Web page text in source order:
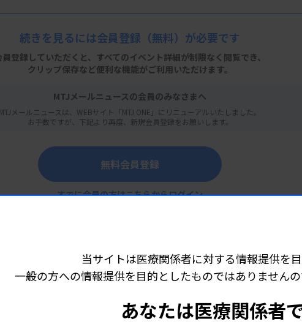
国際会議室
宮区桜木町1-7-5 ソニックシティホール4階
技師会
新版へアップデート
ミキシングテストにおける定量化指標の解釈と留意
理よろづ相談所病院 臨床検査部）
詳細はこちら（外部リンク）
続きを見るには会員登録 （無料）が必要です
員登録していただくと、すべてのイベント詳細が制限なく閲覧でき、
クリップ保存など便利な機能がご利用いただけます。
MTJメールニュースの会員のみなさまへ
MTJメールニュースは、WEBサイト「MTJ ONE」にリニューアルいたしました。
お手数ですが、下記より再度、新規会員登録をお願いします。
無料会員登録
すでに会員の方はこちらからログイン
当サイトは医療関係者に対する情報提供を目
一般の方への情報提供を目的としたものではありません
あなたは医療関係者